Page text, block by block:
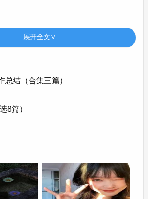
为人严肃刚正，虽然对人忌妒刻
展开全文∨
总结（合集三篇）
8篇）